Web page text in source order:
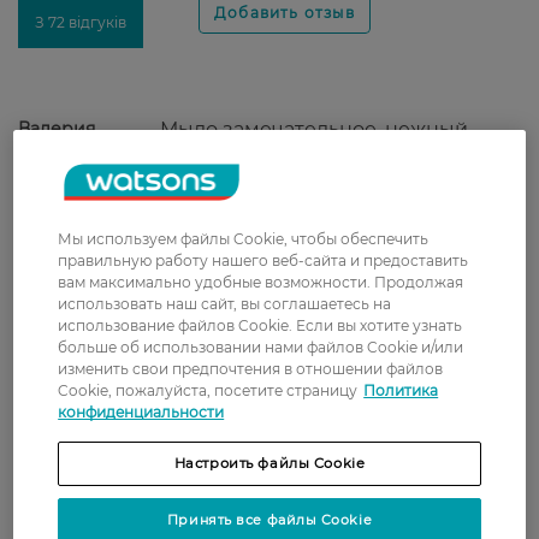
З 72 відгуків
Валерия
Мыло замечательное, нежный
7 января, 2022
Мило сподобалось. Добре очищує
та не сушить шкіру рук, легко
змивається, має приємний
ненав'язливий запах.
Алла
1 января, 2022
Хорошее мыло, нежный аромат,
хватает надолго.
Наталія
Очень довольна качеством Activex.
Мыло не сушит кожу, отлично
очищает.
Мы используем файлы Cookie, чтобы обеспечить
правильную работу нашего веб-сайта и предоставить
вам максимально удобные возможности. Продолжая
использовать наш сайт, вы соглашаетесь на
использование файлов Cookie. Если вы хотите узнать
больше об использовании нами файлов Cookie и/или
изменить свои предпочтения в отношении файлов
Cookie, пожалуйста, посетите страницу Политика
конфиденциальности
Настроить файлы Cookie
Принять все файлы Cookie